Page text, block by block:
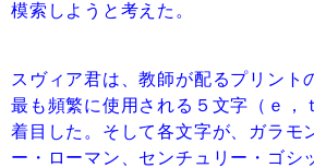
模索しようと考えた。
スヴィア君は、教師が配るプリント
最も頻繁に使用される５文字（ｅ，
着目した。そして各文字が、ガラモ
ー・ローマン、センチュリー・ゴシ